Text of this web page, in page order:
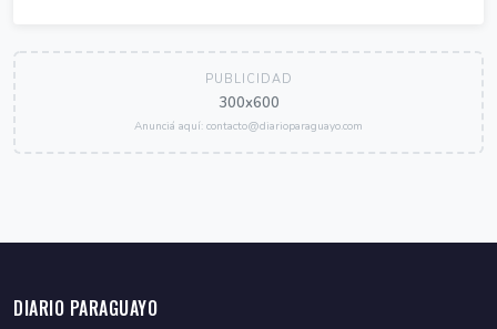
PUBLICIDAD
300x600
Anunciá aquí: contacto@diarioparaguayo.com
DIARIO PARAGUAYO